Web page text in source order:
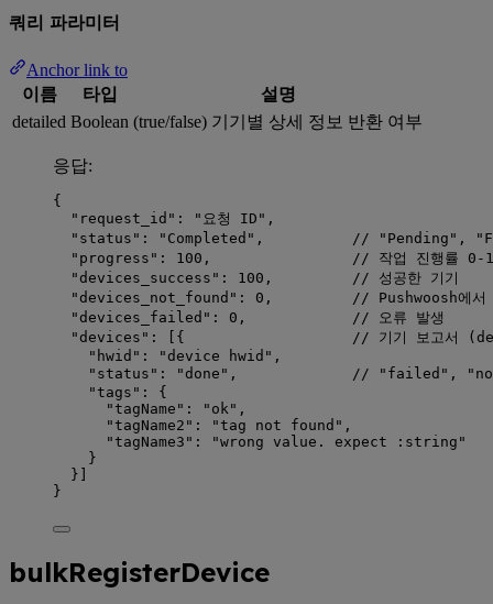
쿼리 파라미터
Anchor link to
이름
타입
설명
detailed Boolean (true/false) 기기별 상세 정보 반환 여부
응답:
{
"request_id" : " 요청 ID " ,
"status" : " Completed " , // "Pending",
"progress" : 100 , // 작업 진행률 0-
"devices_success" : 100 , // 성공한 기기
"devices_not_found" : 0 , // Pushwoosh에서
"devices_failed" : 0 , // 오류 발생
"devices" : [{ // 기기 보고서
"hwid" : "device hwid " ,
"status" : "done " , // "failed", "not
"tags" : {
"tagName" : " ok" ,
"tagName2" : " tag not found " ,
"tagName3" : "wrong value. expect :string "
}
}]
}
bulkRegisterDevice